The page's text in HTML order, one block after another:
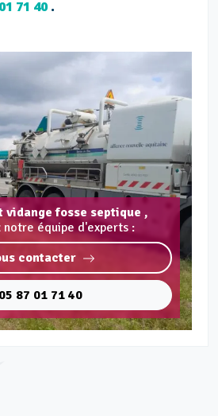
71 40.
vidange fosse septique ,
notre équipe d'experts :
contacter
05 87 01 71 40